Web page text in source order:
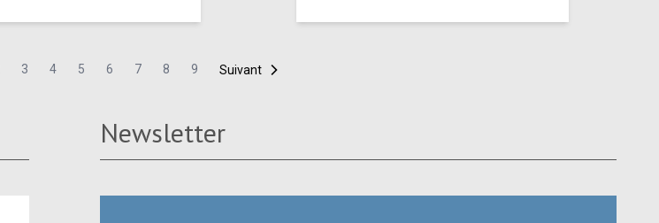
3 4 5 6 7 8 9 Suivant
Newsletter